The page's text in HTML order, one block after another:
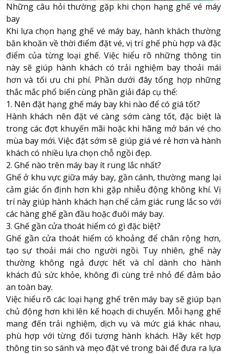
Những câu hỏi thường gặp khi chọn hạng ghế vé máy
bay
Khi lựa chọn hạng ghế vé máy bay, hành khách thường
băn khoăn về thời điểm đặt vé, vị trí ghế phù hợp và đặc
điểm của từng loại ghế. Việc hiểu rõ những thông tin
này sẽ giúp hành khách có trải nghiệm bay thoải mái
hơn và tối ưu chi phí. Phần dưới đây tổng hợp những
thắc mắc phổ biến cùng phần giải đáp cụ thể:
1. Nên đặt hạng ghế máy bay khi nào để có giá tốt?
Hành khách nên đặt vé càng sớm càng tốt, đặc biệt là
trong các đợt khuyến mãi hoặc khi hãng mở bán vé cho
mùa bay mới. Việc đặt sớm sẽ giúp giá vé rẻ hơn và hành
khách có nhiều lựa chọn chỗ ngồi đẹp.
2. Ghế nào trên máy bay ít rung lắc nhất?
Ghế ở khu vực giữa máy bay, gần cánh, thường mang lại
cảm giác ổn định hơn khi gặp nhiễu động không khí. Vị
trí này giúp hành khách hạn chế cảm giác rung lắc so với
các hàng ghế gần đầu hoặc đuôi máy bay.
3. Ghế gần cửa thoát hiểm có gì đặc biệt?
Ghế gần cửa thoát hiểm có khoảng để chân rộng hơn,
tạo sự thoải mái cho người ngồi. Tuy nhiên, ghế này
thường không ngả được hết và chỉ dành cho hành
khách đủ sức khỏe, không đi cùng trẻ nhỏ để đảm bảo
an toàn bay.
Việc hiểu rõ các loại hạng ghế trên máy bay sẽ giúp bạn
chủ động hơn khi lên kế hoạch di chuyển. Mỗi hạng ghế
mang đến trải nghiệm, dịch vụ và mức giá khác nhau,
phù hợp với từng đối tượng hành khách. Hãy kết hợp
thông tin so sánh và mẹo đặt vé trong bài để đưa ra lựa